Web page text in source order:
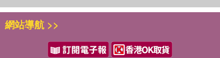
網站導航 >>